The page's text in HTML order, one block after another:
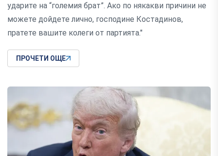
ударите на “големия брат”. Ако по някакви причини не
можете дойдете лично, господине Костадинов,
пратете вашите колеги от партията."
ПРОЧЕТИ ОЩЕ